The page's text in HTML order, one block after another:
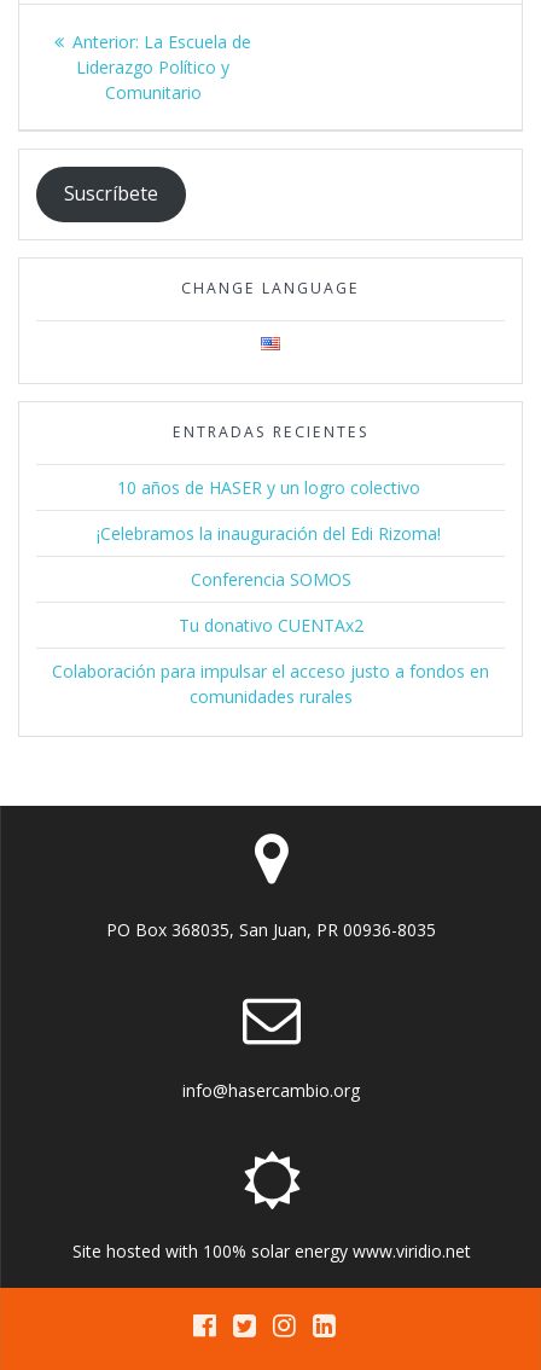
Navegación
entradas
Anterior: Post
anterior:
La Escuela de
Liderazgo Político y
Comunitario
Suscríbete
CHANGE LANGUAGE
ENTRADAS RECIENTES
10 años de HASER y un logro colectivo
¡Celebramos la inauguración del Edi Rizoma!
Conferencia SOMOS
Tu donativo CUENTAx2
Colaboración para impulsar el acceso justo a fondos en
comunidades rurales
PO Box 368035, San Juan, PR 00936-8035
info@hasercambio.org
Site hosted with 100% solar energy www.viridio.net